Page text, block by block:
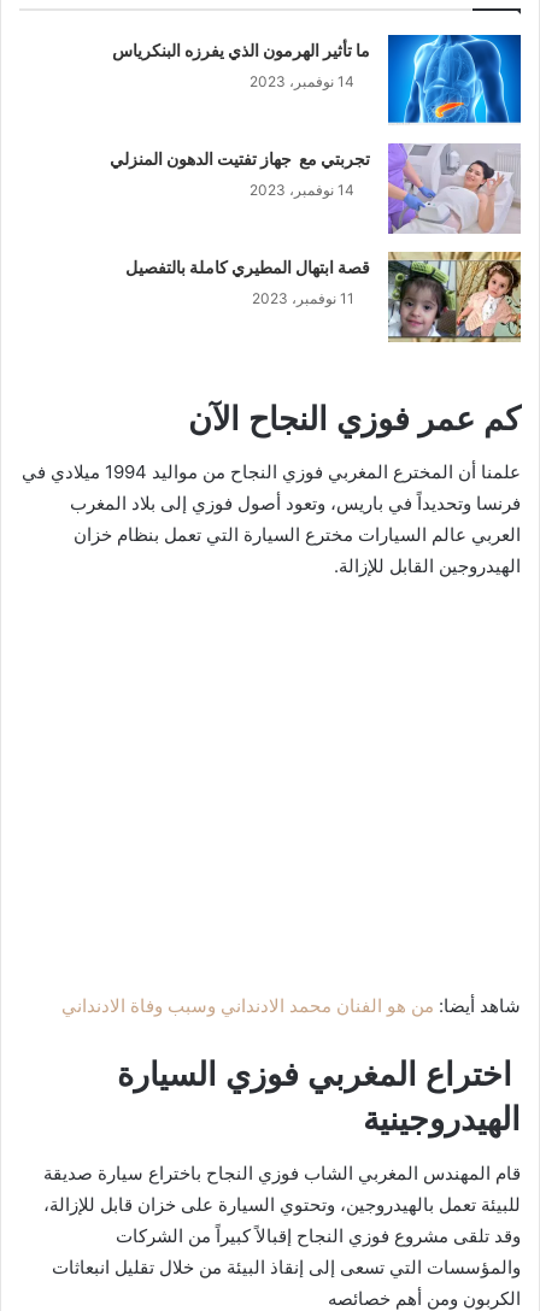
ما تأثير الهرمون الذي يفرزه البنكرياس
14 نوفمبر، 2023
تجربتي مع جهاز تفتيت الدهون المنزلي
14 نوفمبر، 2023
قصة ابتهال المطيري كاملة بالتفصيل
11 نوفمبر، 2023
كم عمر فوزي النجاح الآن
علمنا أن المخترع المغربي فوزي النجاح من مواليد 1994 ميلادي في
فرنسا وتحديداً في باريس، وتعود أصول فوزي إلى بلاد المغرب
العربي عالم السيارات مخترع السيارة التي تعمل بنظام خزان
الهيدروجين القابل للإزالة.
شاهد أيضا: من هو الفنان محمد الادنداني وسبب وفاة الادنداني
اختراع المغربي فوزي السيارة
الهيدروجينية
قام المهندس المغربي الشاب فوزي النجاح باختراع سيارة صديقة
للبيئة تعمل بالهيدروجين، وتحتوي السيارة على خزان قابل للإزالة،
وقد تلقى مشروع فوزي النجاح إقبالاً كبيراً من الشركات
والمؤسسات التي تسعى إلى إنقاذ البيئة من خلال تقليل انبعاثات
الكربون ومن أهم خصائصه